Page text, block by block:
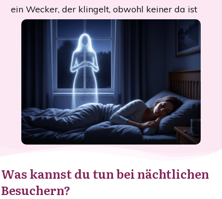
ein Wecker, der klingelt, obwohl keiner da ist
Was kannst du tun bei nächtlichen
Besuchern?